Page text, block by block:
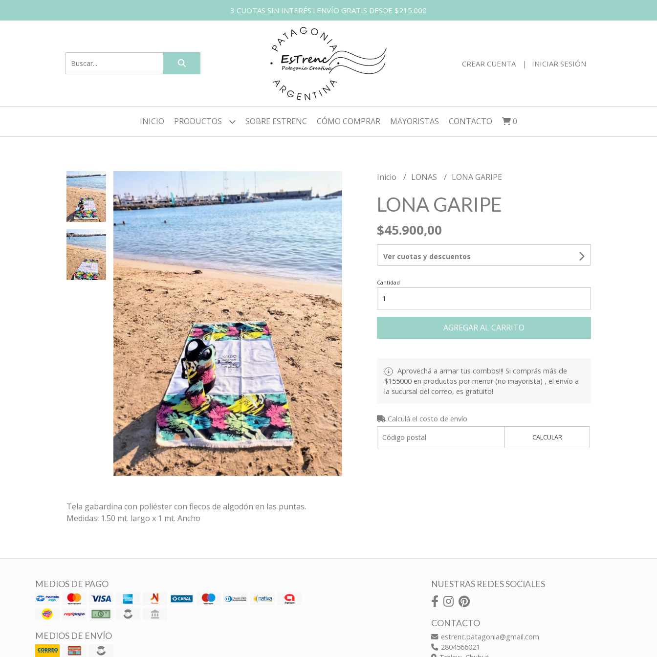
3 CUOTAS SIN INTERÉS l ENVÍO GRATIS DESDE $215.000
CREAR CUENTA INICIAR SESIÓN
INICIO PRODUCTOS SOBRE ESTRENC CÓMO COMPRAR MAYORISTAS CONTACTO 0
Tela gabardina con poliéster con flecos de algodón en las puntas.
Medidas: 1.50 mt. largo x 1 mt. Ancho
Inicio LONAS LONA GARIPE
LONA GARIPE
$45.900,00
Ver cuotas y descuentos
Cantidad
AGREGAR AL CARRITO
Aprovechá a armar tus combos!!! Si comprás más de
$155000 en productos por menor (no mayorista) , el envío a
la sucursal del correo, es gratuito!
Calculá el costo de envío
CALCULAR
MEDIOS DE PAGO
MEDIOS DE ENVÍO
NUESTRAS REDES SOCIALES
CONTACTO
estrenc.patagonia@gmail.com
2804566021